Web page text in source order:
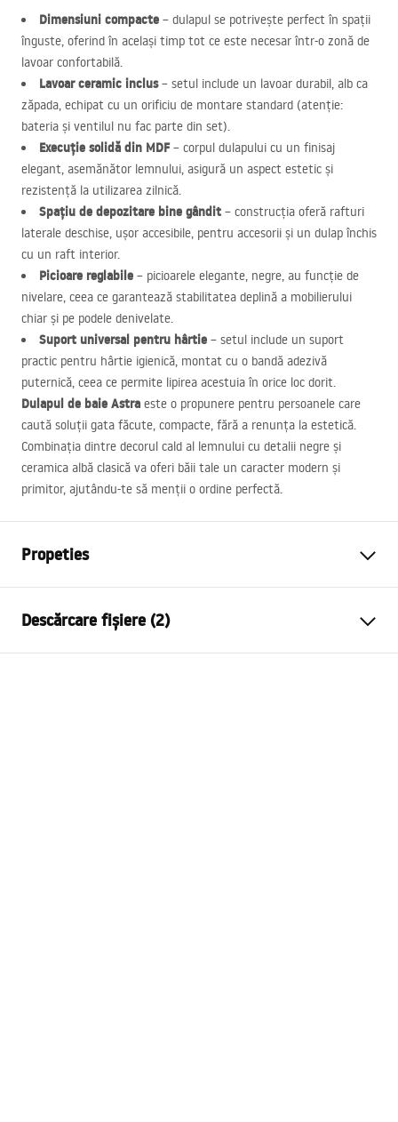
Dimensiuni compacte – dulapul se potrivește perfect în spații
înguste, oferind în același timp tot ce este necesar într-o zonă de
lavoar confortabilă.
Lavoar ceramic inclus– setul include un lavoar durabil, alb ca
zăpada, echipat cu un orificiu de montare standard (atenție:
bateria și ventilul nu fac parte din set).
Execuție solidă din MDF– corpul dulapului cu un finisaj
elegant, asemănător lemnului, asigură un aspect estetic și
rezistență la utilizarea zilnică.
Spațiu de depozitare bine gândit – construcția oferă rafturi
laterale deschise, ușor accesibile, pentru accesorii și un dulap închis
cu un raft interior.
Picioare reglabile – picioarele elegante, negre, au funcție de
nivelare, ceea ce garantează stabilitatea deplină a mobilierului
chiar și pe podele denivelate.
Suport universal pentru hârtie – setul include un suport
practic pentru hârtie igienică, montat cu o bandă adezivă
puternică, ceea ce permite lipirea acestuia în orice loc dorit.
Dulapul de baie Astra este o propunere pentru persoanele care
caută soluții gata făcute, compacte, fără a renunța la estetică.
Combinația dintre decorul cald al lemnului cu detalii negre și
ceramica albă clasică va oferi băii tale un caracter modern și
primitor, ajutându-te să menții o ordine perfectă.
Propeties
Metodă de montaj
Material
MDF, Ceramică
Descărcare fișiere (2)